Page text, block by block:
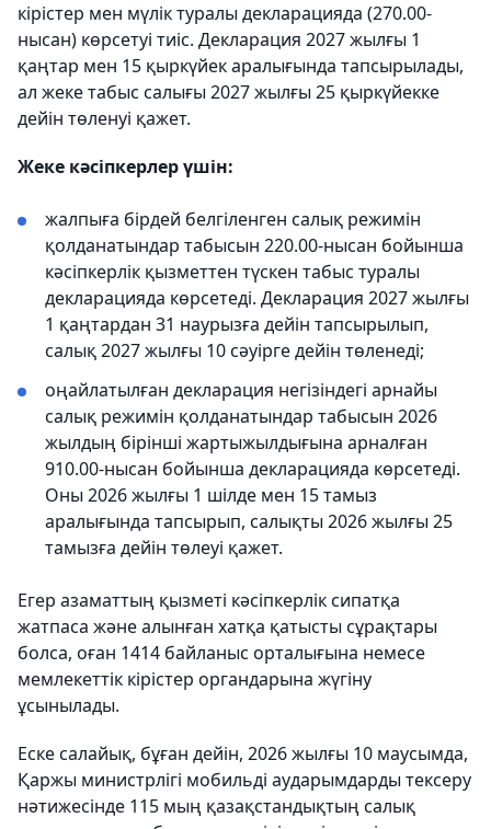
кірістер мен мүлік туралы декларацияда (270.00-
нысан) көрсетуі тиіс. Декларация 2027 жылғы 1
қаңтар мен 15 қыркүйек аралығында тапсырылады,
ал жеке табыс салығы 2027 жылғы 25 қыркүйекке
дейін төленуі қажет.
Жеке кәсіпкерлер үшін:
жалпыға бірдей белгіленген салық режимін
қолданатындар табысын 220.00-нысан бойынша
кәсіпкерлік қызметтен түскен табыс туралы
декларацияда көрсетеді. Декларация 2027 жылғы
1 қаңтардан 31 наурызға дейін тапсырылып,
салық 2027 жылғы 10 сәуірге дейін төленеді;
оңайлатылған декларация негізіндегі арнайы
салық режимін қолданатындар табысын 2026
жылдың бірінші жартыжылдығына арналған
910.00-нысан бойынша декларацияда көрсетеді.
Оны 2026 жылғы 1 шілде мен 15 тамыз
аралығында тапсырып, салықты 2026 жылғы 25
тамызға дейін төлеуі қажет.
Егер азаматтың қызметі кәсіпкерлік сипатқа
жатпаса және алынған хатқа қатысты сұрақтары
болса, оған 1414 байланыс орталығына немесе
мемлекеттік кірістер органдарына жүгіну
ұсынылады.
Еске салайық, бұған дейін, 2026 жылғы 10 маусымда,
Қаржы министрлігі мобильді аударымдарды тексеру
нәтижесінде 115 мың қазақстандықтың салық